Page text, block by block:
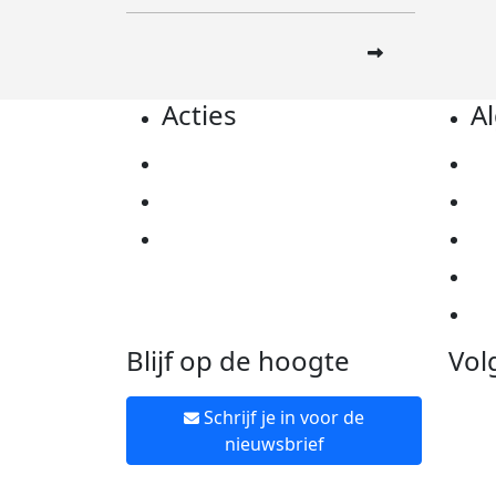
Acties
Blijf op de hoogte
Schrijf je in voor de
nieuwsbrief